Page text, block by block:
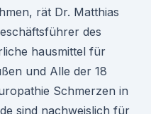
rät Dr. Matthias
des
hausmittel für
und Alle der 18
Schmerzen in
sind nachweislich für